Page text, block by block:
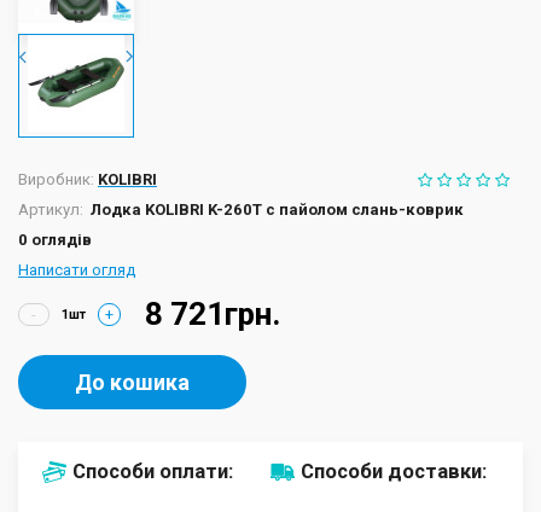
Виробник: KOLIBRI
Артикул: Лодка KOLIBRI K-260Т с пайолом слань-коврик
0 оглядів
Написати огляд
- + 8 721грн.
До кошика
Способи оплати: Способи доставки: